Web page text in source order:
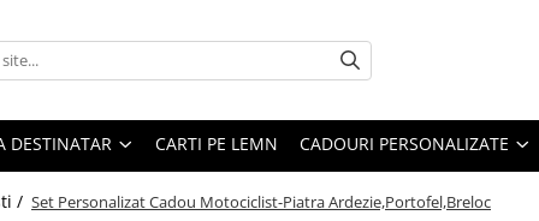
DESTINATAR CARTI PE LEMN CADOURI PERSONALIZATE
/ Set Personalizat Cadou Motociclist-Piatra Ardezie,Portofel,Breloc